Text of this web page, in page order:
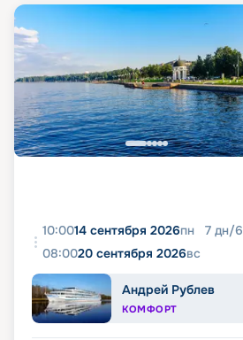
10:0014 сентября 2026пн 7 дн/6
08:0020 сентября 2026вс
Андрей Рублев
КОМФОРТ